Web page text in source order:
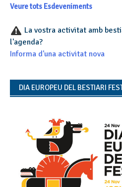
Veure tots Esdeveniments
La vostra activitat amb
l'agenda?
Informa d'una activitat nova
DIA EUROPEU DEL BESTIARI